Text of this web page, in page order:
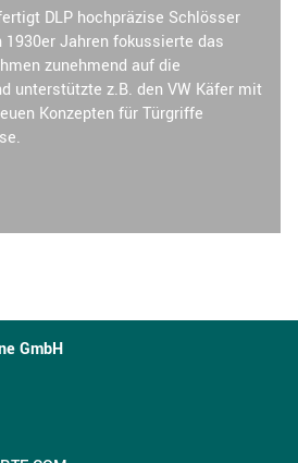
DLP hochpräzise Schlösser
1930er Jahren fokussierte das
zunehmend auf die
unterstützte z.B. den VW Käfer mit
Konzepten für Türgriffe
GmbH